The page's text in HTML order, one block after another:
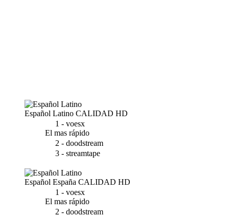
Español Latino CALIDAD HD
1 - voesx
El mas rápido
2 - doodstream
3 - streamtape
Español España CALIDAD HD
1 - voesx
El mas rápido
2 - doodstream